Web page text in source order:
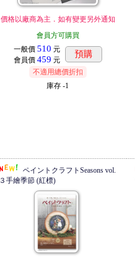
價格以廠商為主．如有變更另外通知
會員方可購買
一般價 510 元
會員價 459 元
預購
不適用總價折扣
庫存 -1
ペイントクラフトSeasons vol.
３手繪季節 (紅標)